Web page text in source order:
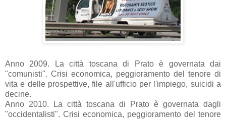
Anno 2009. La città toscana di Prato è governata dai
"comunisti". Crisi economica, peggioramento del tenore di
vita e delle prospettive, file all'ufficio per l'impiego, suicidi a
decine.
Anno 2010. La città toscana di Prato è governata dagli
"occidentalisti". Crisi economica, peggioramento del tenore